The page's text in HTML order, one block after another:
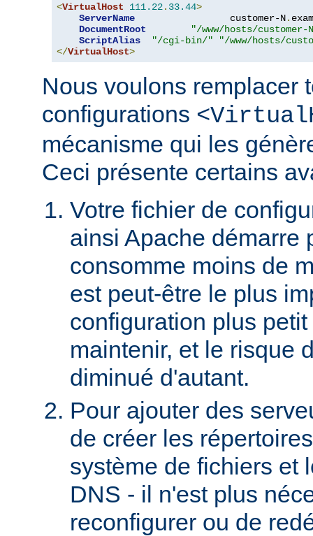
<VirtualHost 111.22. 33.44>
ServerName
                 customer-N
.
DocumentRoot
"/www/hosts/customer-
ScriptAlias
"/cgi-bin/"
"/www/hosts/
</VirtualHost>
Nous voulons remplacer
configurations
mécanisme qui les
Ceci présente certains
Votre fichier de
ainsi Apache démarre
consomme moins de
est peut-être le plus
configuration plus
maintenir, et le risque
diminué d'autant.
Pour ajouter des
de créer les
système de fichiers et
DNS - il n'est plus
reconfigurer ou de